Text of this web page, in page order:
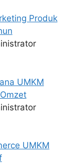
Produk
UMKM
UMKM